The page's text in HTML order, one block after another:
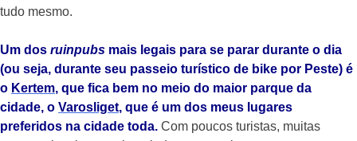
tudo mesmo.
Um dos ruinpubs mais legais para se parar durante o dia
(ou seja, durante seu passeio turístico de bike por Peste) é
o Kertem, que fica bem no meio do maior parque da
cidade, o Varosliget, que é um dos meus lugares
preferidos na cidade toda. Com poucos turistas, muitas